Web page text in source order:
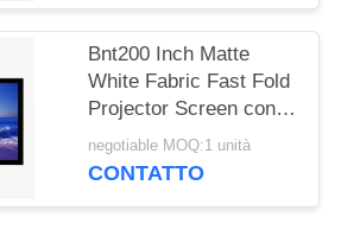
Bnt200 Inch Matte
White Fabric Fast Fold
Projector Screen con
telaio pieghevole
quadrato in alluminio
negotiable MOQ:1 unità
CONTATTO